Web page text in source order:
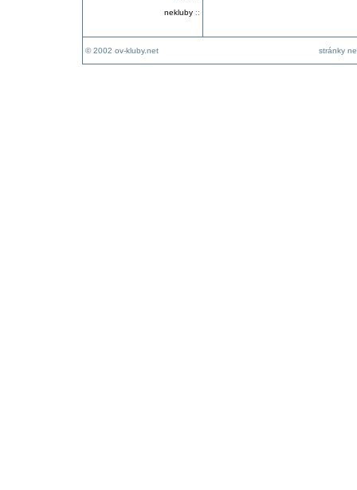
nekluby::
© 2002 ov-kluby.net stránky